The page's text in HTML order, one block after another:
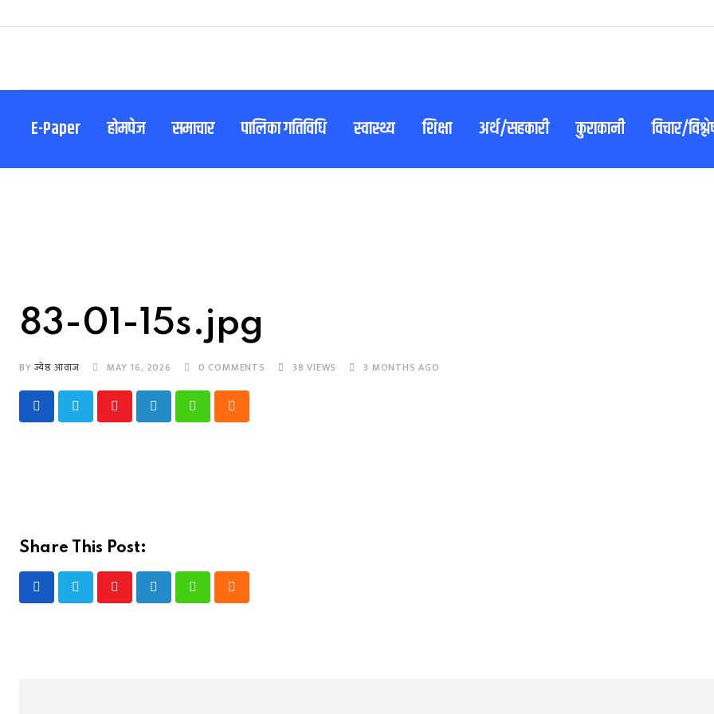
to
E-Paper होमपेज समाचार पालिका गतिविधि स्वास्थ्य शिक्षा अर्थ/सहकारी कुराकानी विचार/
83-01-15s.jpg
BYज्येष्ठ आवाज MAY 16, 2026 0 COMMENTS 38 VIEWS 3 MONTHS AGO
YoutubeLinkedInWhatsappCloud
Share This Post:
YoutubeLinkedInWhatsappCloud